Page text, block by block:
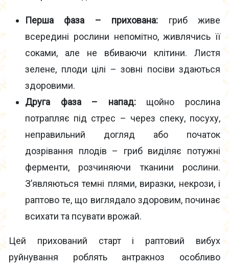
Перша фаза – прихована: гриб живе
всередині рослини непомітно, живлячись її
соками, але не вбиваючи клітини. Листя
зелене, плоди цілі – зовні посіви здаються
здоровими.
Друга фаза – напад:щойно рослина
потрапляє під стрес – через спеку, посуху,
неправильний догляд або початок
дозрівання плодів – гриб виділяє потужні
ферменти, розчиняючи тканини рослини.
З’являються темні плями, виразки, некрози, і
раптово те, що виглядало здоровим, починає
всихати та псувати врожай.
Цей прихований старт і раптовий вибух
руйнування роблять антракноз особливо